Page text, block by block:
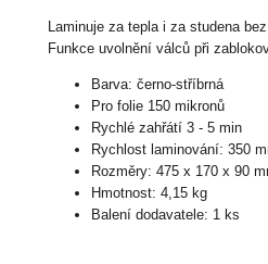
Laminuje za tepla i za studena
Funkce uvolnění válců při
Barva: černo-stříbrná
Pro folie 150 mikronů
Rychlé zahřátí 3 - 5 min
Rychlost laminování: 350
Rozměry: 475 x 170 x 90
Hmotnost: 4,15 kg
Balení dodavatele: 1 ks